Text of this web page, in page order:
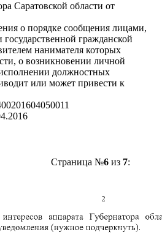
Саратовской области от
о порядке сообщения лицами,
гражданской
нанимателя которых
о возникновении личной
должностных
или может привести к
Страница №6из 7: